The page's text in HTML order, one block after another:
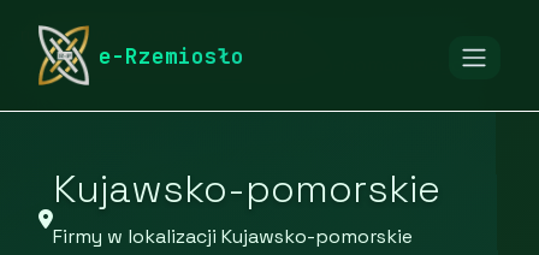
e-Rzemiosło
rymarstwo-poznan.pl
Firmy z województwa Kujawsko-pomorskiego
Kujawsko-pomorskie
Firmy w lokalizacji Kujawsko-pomorskie